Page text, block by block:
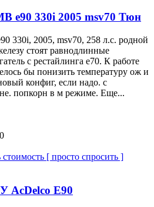
e90 330i 2005 msv70 Тюн
330i, 2005, msv70, 258 л.с. родной
стоят равнодлинные
с рестайлинга е70. К работе
бы понизить температуру ож и
конфиг, если надо. с
попкорн в м режиме. Еще...
стоимость [ просто спросить ]
AcDelco E90